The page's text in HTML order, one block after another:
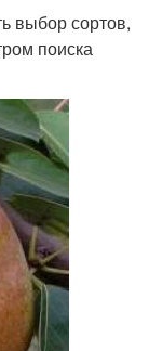
выбор сортов,
поиска